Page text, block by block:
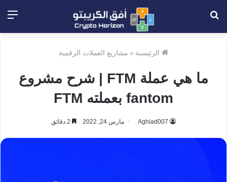
الرئيسية » مشاريع العملات الرقمية
ما هي عملة FTM | شرح مشروع
fantom بعملته FTM
Aghiad007 مارس 24, 2022